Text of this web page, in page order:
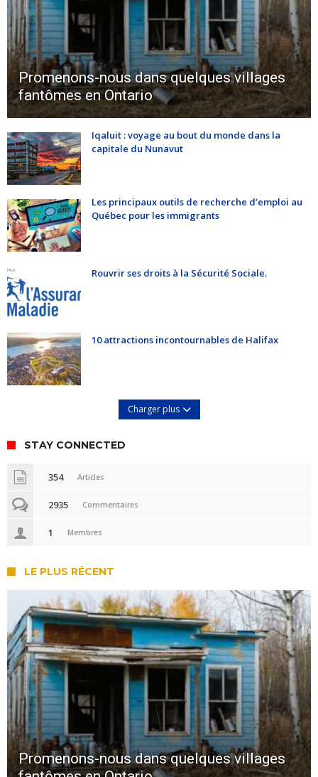
Promenons-nous dans quelques villages
fantômes en Ontario
Iqaluit : voyage au bout du monde dans la
capitale du Nunavut
Les principaux outils de recherche d’emploi au
Québec pour les immigrants
Rouvrir ses droits à la Sécurité Sociale.
10 attractions incontournables de Halifax
Charger plus
STAY CONNECTED
354 Articles
2935 Commentaires
1 Membres
LE PLUS RÉCENT
Promenons-nous dans quelques villages